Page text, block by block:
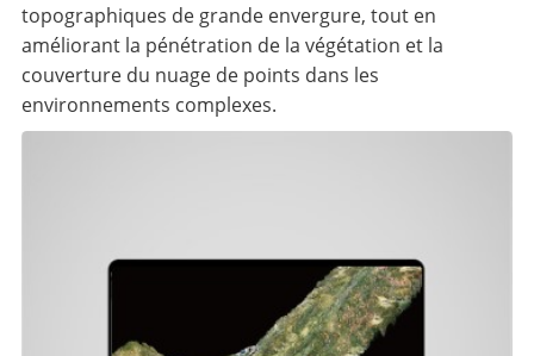
topographiques de grande envergure, tout en
améliorant la pénétration de la végétation et la
couverture du nuage de points dans les
environnements complexes.